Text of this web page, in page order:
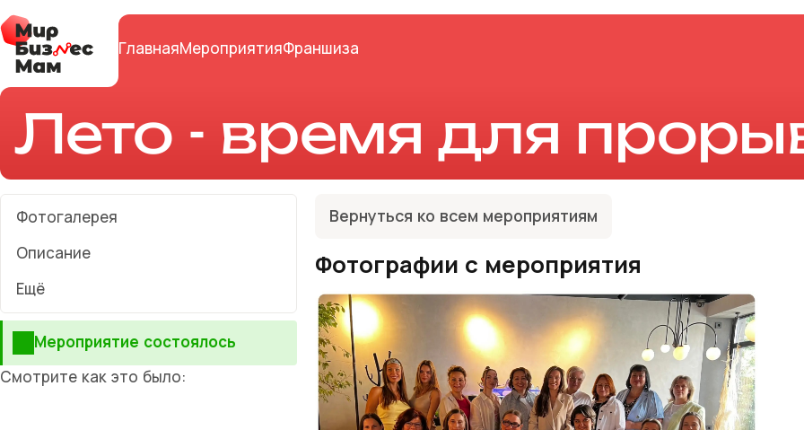
ГлавнаяМероприятияФраншиза
Лето - время для
Фотогалерея
Описание
Ещё
Мероприятие состоялось
Смотрите как это было:
Вернуться ко всем мероприятиям
Фотографии с мероприятия